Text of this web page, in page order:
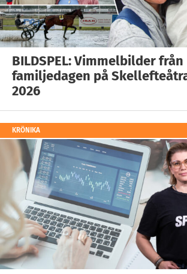
BILDSPEL: Vimmelbilder från
familjedagen på
2026
KRÖNIKA